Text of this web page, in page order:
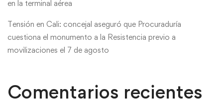
en la terminal aérea
Tensión en Cali: concejal aseguró que Procuraduría
cuestiona el monumento a la Resistencia previo a
movilizaciones el 7 de agosto
Comentarios recientes